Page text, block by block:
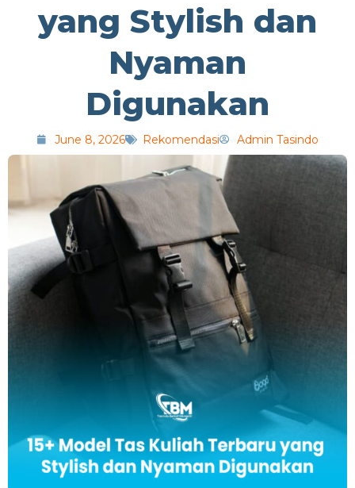
yang Stylish dan
Nyaman
Digunakan
June 8, 2026 Rekomendasi Admin Tasindo